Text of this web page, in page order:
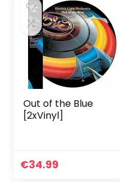
Out of the Blue
[2xVinyl]
€34.99